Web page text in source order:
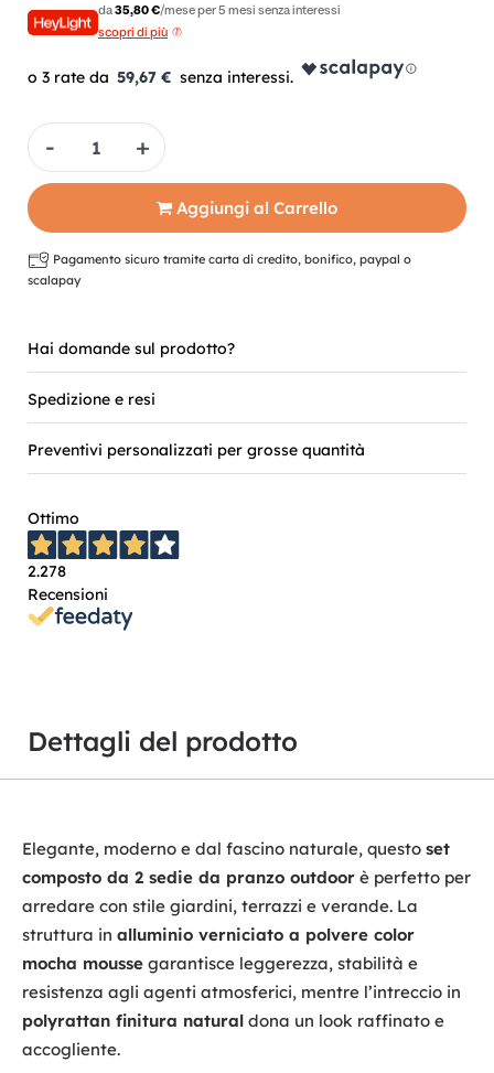
da35,80 €/mese per 5 mesi senza interessi
scopri di più
59,67 €
Quantità
Aggiungi al Carrello
Pagamento sicuro tramite carta di credito, bonifico, paypal o
scalapay
Hai domande sul prodotto?
Spedizione e resi
Preventivi personalizzati per grosse quantità
Ottimo
2.278
Recensioni
Dettagli del prodotto
Elegante, moderno e dal fascino naturale, questo set
composto da 2 sedie da pranzo outdoor è perfetto per
arredare con stile giardini, terrazzi e verande. La
struttura in alluminio verniciato a polvere color
mocha mousse garantisce leggerezza, stabilità e
resistenza agli agenti atmosferici, mentre l’intreccio in
polyrattan finitura natural dona un look raffinato e
accogliente.